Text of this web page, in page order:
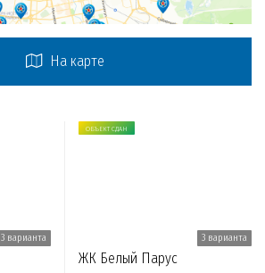
На карте
3 варианта
ОБЪЕКТ СДАН
3 варианта
ЖК Белый Парус